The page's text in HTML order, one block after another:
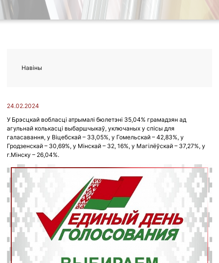
24.02.2024
У Брэсцкай вобласці атрымалі бюлетэні 35,04% грамадзян ад
агульнай колькасці выбаршчыкаў, уключаных у спісы для
галасавання, у Віцебскай – 33,05%, у Гомельскай – 42,83%, у
Гродзенскай – 30,69%, у Мінскай – 32, 16%, у Магілёўскай – 37,27%, у
г.Мінску – 26,04%.
Навіны